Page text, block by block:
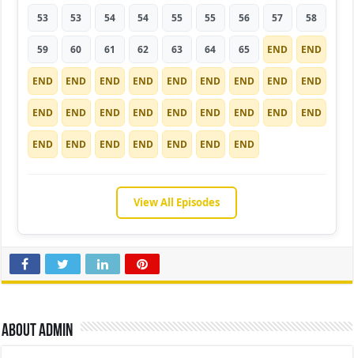
53 53 54 54 55 55 56 57 58
59 60 61 62 63 64 65 END END
END END END END END END END END END
END END END END END END END END END
END END END END END END END
View All Episodes
About admin